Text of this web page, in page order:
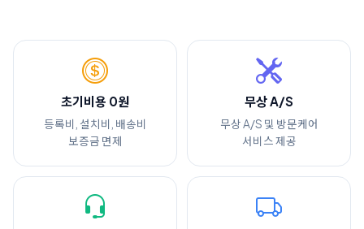
초기비용 0원
등록비, 설치비, 배송비
보증금 면제
무상 A/S
무상 A/S 및 방문케어
서비스 제공